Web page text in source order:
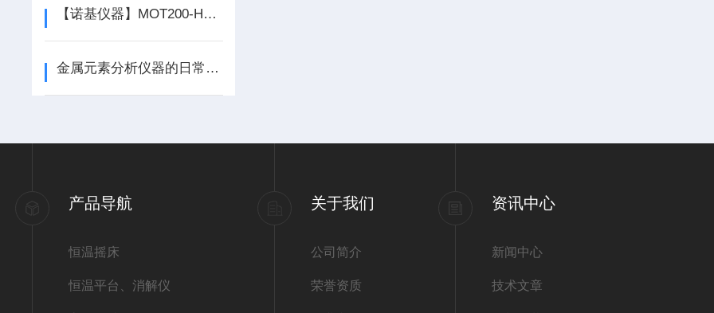
【诺基仪器】MOT200-H2氢气检测报警仪*
金属元素分析仪器的日常维护与保养
产品导航
恒温摇床
恒温平台、消解仪
关于我们
公司简介
荣誉资质
资讯中心
新闻中心
技术文章